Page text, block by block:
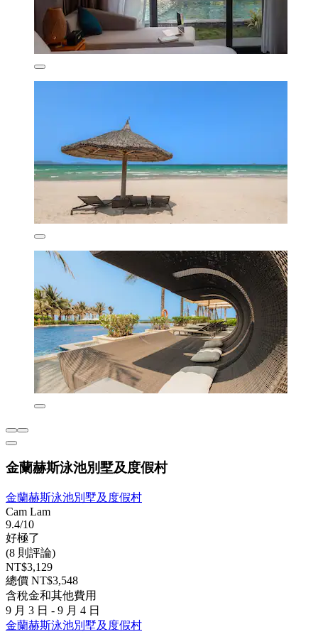
金蘭赫斯泳池別墅及度假村
金蘭赫斯泳池別墅及度假村
Cam Lam
9.4/10
好極了
(8 則評論)
NT$3,129
總價 NT$3,548
含稅金和其他費用
9 月 3 日 - 9 月 4 日
金蘭赫斯泳池別墅及度假村